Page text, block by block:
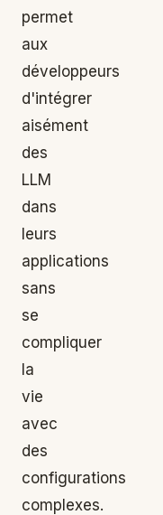
permet
aux
développeurs
d'intégrer
aisément
des
LLM
dans
leurs
applications
sans
se
compliquer
la
vie
avec
des
configurations
complexes.